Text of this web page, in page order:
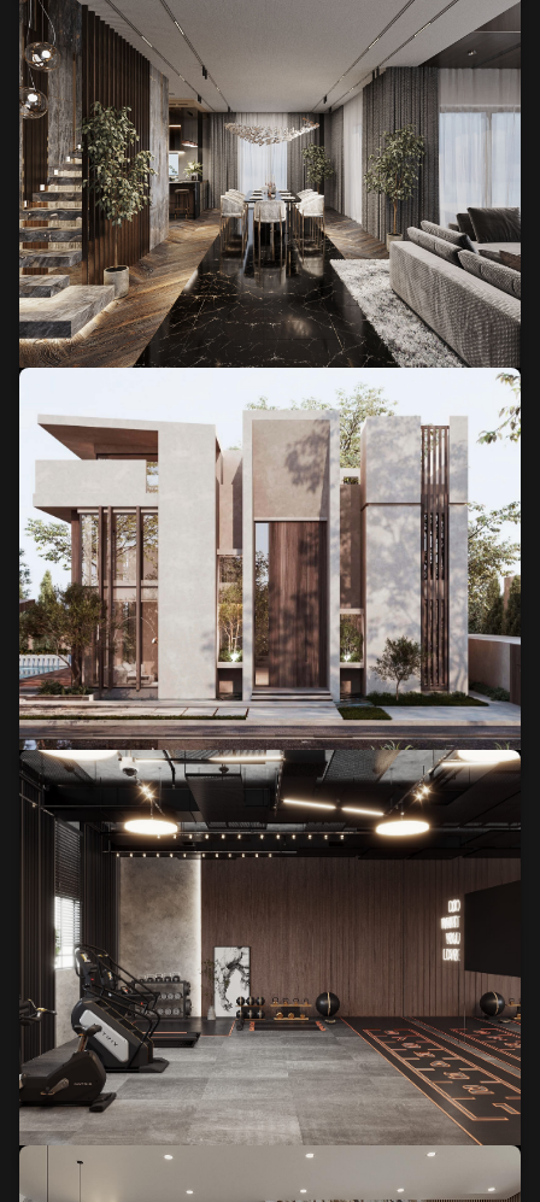
Budynek w Lublinie
Budynek w Warszawie
Budynek w Katarze
Siłownia w budynku